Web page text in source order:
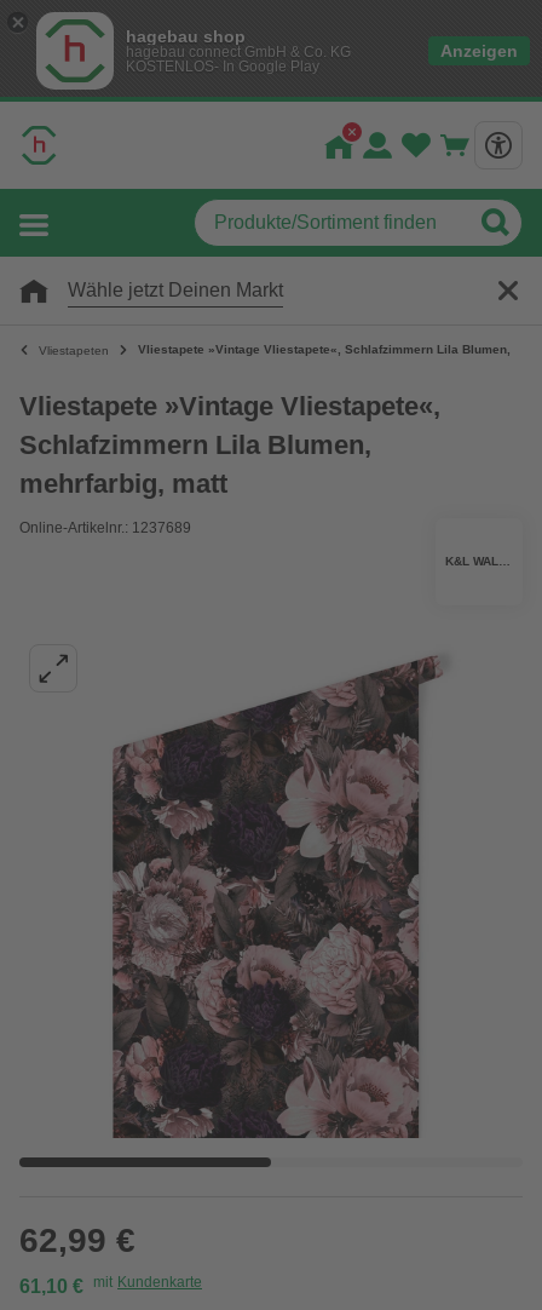
hagebau shop
hagebau connect GmbH & Co. KG
KOSTENLOS- In Google Play
Anzeigen
Wähle jetzt Deinen Markt
Vliestapeten Vliestapete »Vintage Vliestapete«, Schlafzimmern Lila Blumen,
Vliestapete »Vintage Vliestapete«,
Schlafzimmern Lila Blumen,
mehrfarbig, matt
Online-Artikelnr.: 1237689
62,99 €
61,10 € mit Kundenkarte